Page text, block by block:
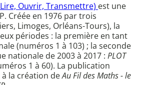
Ouvrir, Transmettre) est une
Créée en 1976 par trois
Limoges, Orléans-Tours), la
périodes : la première en tant
(numéros 1 à 103) ; la seconde
nationale de 2003 à 2017 : PLOT
1 à 60). La publication
à la création deAu Fil des Maths - le